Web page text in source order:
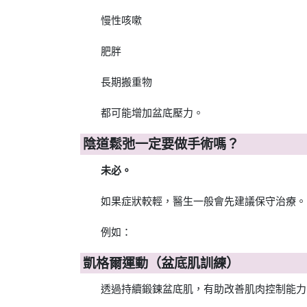
慢性咳嗽
肥胖
長期搬重物
都可能增加盆底壓力。
陰道鬆弛一定要做手術嗎？
未必。
如果症狀較輕，醫生一般會先建議保守治療。
例如：
凱格爾運動（盆底肌訓練）
透過持續鍛鍊盆底肌，有助改善肌肉控制能